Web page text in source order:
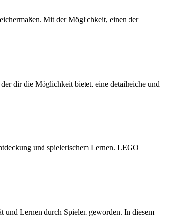
Mit der Möglichkeit, einen der
dir die Möglichkeit bietet, eine detailreiche und
und spielerischem Lernen. LEGO
und Lernen durch Spielen geworden. In diesem